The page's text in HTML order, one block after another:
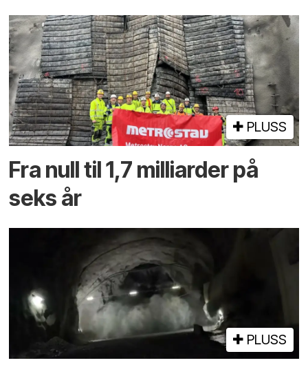
PLUSS
Fra null til 1,7 milliarder på
seks år
PLUSS